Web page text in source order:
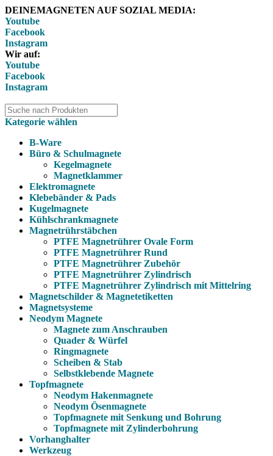
DEINEMAGNETEN AUF SOZIAL MEDIA:
Youtube
Facebook
Instagram
Wir auf:
Youtube
Facebook
Instagram
Kategorie wählen
B-Ware
Büro & Schulmagnete
Kegelmagnete
Magnetklammer
Elektromagnete
Klebebänder & Pads
Kugelmagnete
Kühlschrankmagnete
Magnetrührstäbchen
PTFE Magnetrührer Ovale Form
PTFE Magnetrührer Rund
PTFE Magnetrührer Zubehör
PTFE Magnetrührer Zylindrisch
PTFE Magnetrührer Zylindrisch mit Mittelring
Magnetschilder & Magnetetiketten
Magnetsysteme
Neodym Magnete
Magnete zum Anschrauben
Quader & Würfel
Ringmagnete
Scheiben & Stab
Selbstklebende Magnete
Topfmagnete
Neodym Hakenmagnete
Neodym Ösenmagnete
Topfmagnete mit Senkung und Bohrung
Topfmagnete mit Zylinderbohrung
Vorhanghalter
Werkzeug